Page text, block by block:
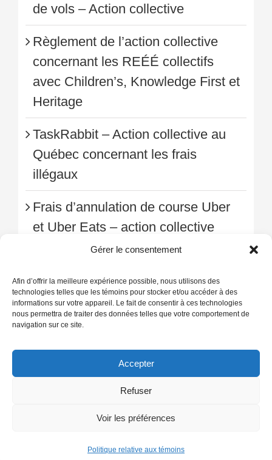
Gérer le consentement
Afin d’offrir la meilleure expérience possible, nous utilisons des
technologies telles que les témoins pour stocker et/ou accéder à des
informations sur votre appareil. Le fait de consentir à ces technologies
nous permettra de traiter des données telles que votre comportement de
navigation sur ce site.
Accepter
Refuser
Voir les préférences
Politique relative aux témoins
de vols – Action collective
Règlement de l’action collective
concernant les REÉÉ collectifs
avec Children’s, Knowledge First et
Heritage
TaskRabbit – Action collective au
Québec concernant les frais
illégaux
Frais d’annulation de course Uber
et Uber Eats – action collective